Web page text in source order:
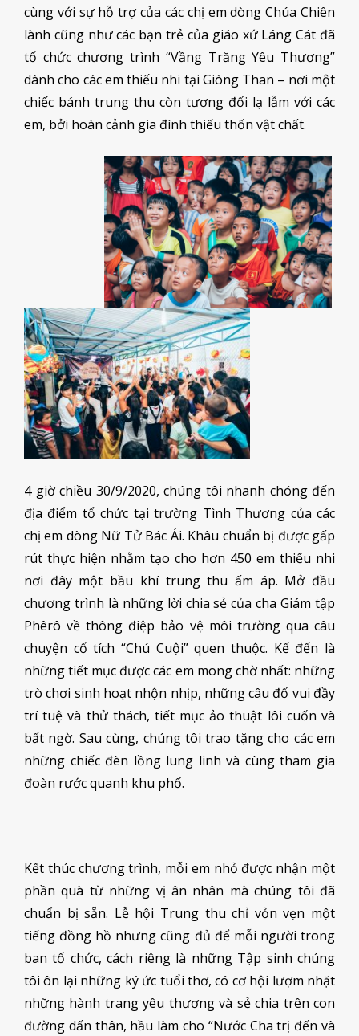
cùng với sự hỗ trợ của các chị em dòng Chúa Chiên
lành cũng như các bạn trẻ của giáo xứ Láng Cát đã
tổ chức chương trình “Vầng Trăng Yêu Thương”
dành cho các em thiếu nhi tại Giòng Than – nơi một
chiếc bánh trung thu còn tương đối lạ lẫm với các
em, bởi hoàn cảnh gia đình thiếu thốn vật chất.
4 giờ chiều 30/9/2020, chúng tôi nhanh chóng đến
địa điểm tổ chức tại trường Tình Thương của các
chị em dòng Nữ Tử Bác Ái. Khâu chuẩn bị được gấp
rút thực hiện nhằm tạo cho hơn 450 em thiếu nhi
nơi đây một bầu khí trung thu ấm áp. Mở đầu
chương trình là những lời chia sẻ của cha Giám tập
Phêrô về thông điệp bảo vệ môi trường qua câu
chuyện cổ tích “Chú Cuội” quen thuộc. Kế đến là
những tiết mục được các em mong chờ nhất: những
trò chơi sinh hoạt nhộn nhịp, những câu đố vui đầy
trí tuệ và thử thách, tiết mục ảo thuật lôi cuốn và
bất ngờ. Sau cùng, chúng tôi trao tặng cho các em
những chiếc đèn lồng lung linh và cùng tham gia
đoàn rước quanh khu phố.
Kết thúc chương trình, mỗi em nhỏ được nhận một
phần quà từ những vị ân nhân mà chúng tôi đã
chuẩn bị sẵn. Lễ hội Trung thu chỉ vỏn vẹn một
tiếng đồng hồ nhưng cũng đủ để mỗi người trong
ban tổ chức, cách riêng là những Tập sinh chúng
tôi ôn lại những ký ức tuổi thơ, có cơ hội lượm nhặt
những hành trang yêu thương và sẻ chia trên con
đường dấn thân, hầu làm cho “Nước Cha trị đến và